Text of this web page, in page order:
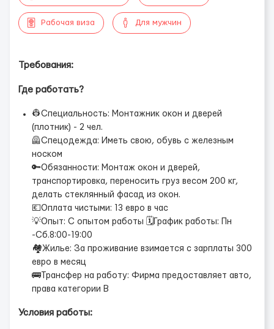
Рабочая виза Для мужчин
Требования:
Где работать?
👷‍Специальность: Монтажник окон и дверей
(плотник) - 2 чел.
🦺Спецодежда: Иметь свою, обувь с железным
носком
🔑Обязанности: Монтаж окон и дверей,
транспортировка, переносить груз весом 200 кг,
делать стеклянный фасад из окон.
💶Оплата чистыми: 13 евро в час
💡Опыт: С опытом работы
🗓График работы: Пн
-Сб.8:00-19:00
🏘Жилье: За проживание взимается с зарплаты 300
евро в месяц
🚌Трансфер на работу: Фирма предоставляет авто,
права категории В
Условия работы: